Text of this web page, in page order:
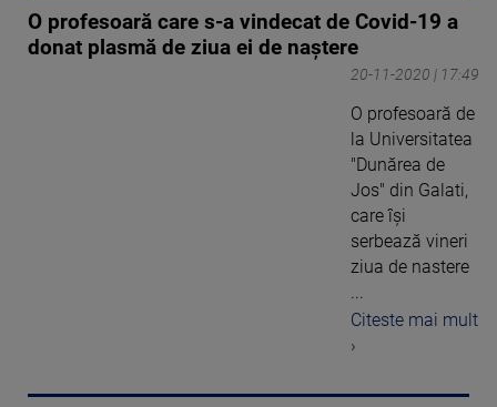
O profesoară care s-a vindecat de Covid-19 a
donat plasmă de ziua ei de naștere
20-11-2020 | 17:49
O profesoară de
la Universitatea
"Dunărea de
Jos" din Galati,
care își
serbează vineri
ziua de nastere
...
Citeste mai mult
›